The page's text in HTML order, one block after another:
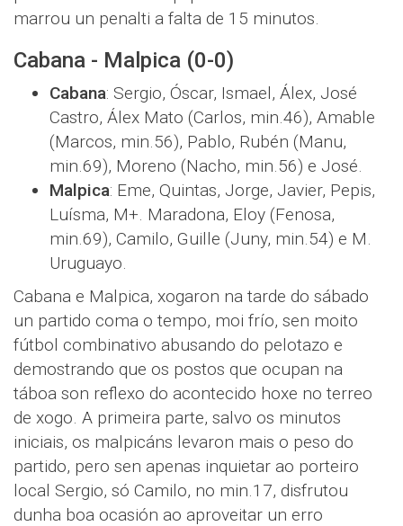
marrou un penalti a falta de 15 minutos.
Cabana - Malpica (0-0)
Cabana: Sergio, Óscar, Ismael, Álex, José
Castro, Álex Mato (Carlos, min.46), Amable
(Marcos, min.56), Pablo, Rubén (Manu,
min.69), Moreno (Nacho, min.56) e José.
Malpica: Eme, Quintas, Jorge, Javier, Pepis,
Luísma, M+. Maradona, Eloy (Fenosa,
min.69), Camilo, Guille (Juny, min.54) e M.
Uruguayo.
Cabana e Malpica, xogaron na tarde do sábado
un partido coma o tempo, moi frío, sen moito
fútbol combinativo abusando do pelotazo e
demostrando que os postos que ocupan na
táboa son reflexo do acontecido hoxe no terreo
de xogo. A primeira parte, salvo os minutos
iniciais, os malpicáns levaron mais o peso do
partido, pero sen apenas inquietar ao porteiro
local Sergio, só Camilo, no min.17, disfrutou
dunha boa ocasión ao aproveitar un erro